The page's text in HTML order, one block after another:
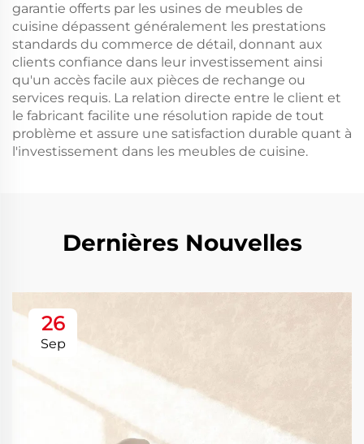
garantie offerts par les usines de meubles de
cuisine dépassent généralement les prestations
standards du commerce de détail, donnant aux
clients confiance dans leur investissement ainsi
qu'un accès facile aux pièces de rechange ou
services requis. La relation directe entre le client et
le fabricant facilite une résolution rapide de tout
problème et assure une satisfaction durable quant à
l'investissement dans les meubles de cuisine.
Dernières Nouvelles
26
Sep